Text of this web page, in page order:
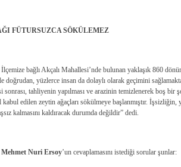
FÜTURSUZCA SÖKÜLEMEZ
bağlı Akçalı Mahallesi’nde bulunan yaklaşık 860
doğrudan, yüzlerce insan da dolaylı olarak geçimini
tahliyenin yapılması ve arazinin temizlenerek boş bir
edilen zeytin ağaçları sökülmeye başlanmıştır. İşsizliğin,
kalmasını kaldıracak durumda değildir” dedi.
Nuri Ersoy’un cevaplamasını istediği sorular şunlar: